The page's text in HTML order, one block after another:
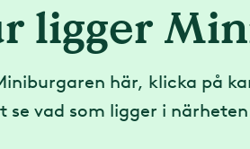
ligger
här, klicka på
se vad som ligger i